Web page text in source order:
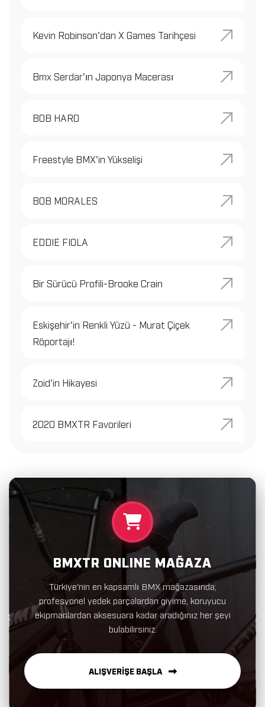
Kevin Robinson'dan X Games Tarihçesi
Bmx Serdar'ın Japonya Macerası
BOB HARO
Freestyle BMX'in Yükselişi
BOB MORALES
EDDIE FIOLA
Bir Sürücü Profili-Brooke Crain
Eskişehir'in Renkli Yüzü - Murat Çiçek
Röportajı!
Zoid'in Hikayesi
2020 BMXTR Favorileri
BMXTR ONLINE MAĞAZA
Türkiye'nin en kapsamlı BMX mağazasında;
profesyonel yedek parçalardan giyime, koruyucu
ekipmanlardan aksesuara kadar aradığınız her şeyi
bulabilirsiniz.
ALIŞVERİŞE BAŞLA